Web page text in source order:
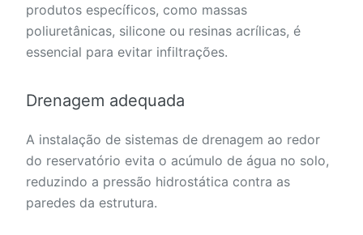
produtos específicos, como massas
poliuretânicas, silicone ou resinas acrílicas, é
essencial para evitar infiltrações.
Drenagem adequada
A instalação de sistemas de drenagem ao redor
do reservatório evita o acúmulo de água no solo,
reduzindo a pressão hidrostática contra as
paredes da estrutura.